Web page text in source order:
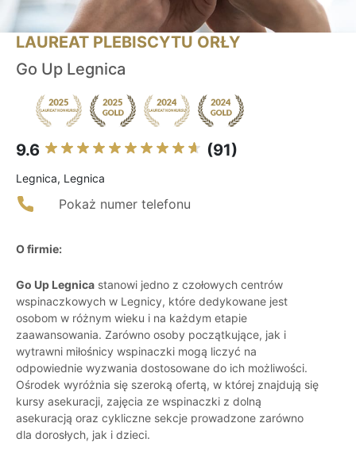
LAUREAT PLEBISCYTU ORŁY
Go Up Legnica
9.6 (91)
Legnica, Legnica
Pokaż numer telefonu
O firmie:
Go Up Legnica stanowi jedno z czołowych centrów
wspinaczkowych w Legnicy, które dedykowane jest
osobom w różnym wieku i na każdym etapie
zaawansowania. Zarówno osoby początkujące, jak i
wytrawni miłośnicy wspinaczki mogą liczyć na
odpowiednie wyzwania dostosowane do ich możliwości.
Ośrodek wyróżnia się szeroką ofertą, w której znajdują się
kursy asekuracji, zajęcia ze wspinaczki z dolną
asekuracją oraz cykliczne sekcje prowadzone zarówno
dla dorosłych, jak i dzieci.